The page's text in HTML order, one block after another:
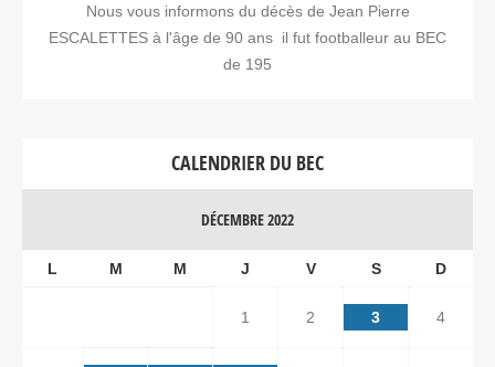
Nous vous informons du décès de Jean Pierre
ESCALETTES à l'âge de 90 ans il fut footballeur au BEC
de 195
CALENDRIER DU BEC
DÉCEMBRE 2022
L M M J V S D
1 2 3 4